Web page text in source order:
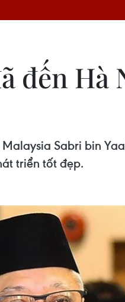
đến Hà
Sabri bin
triển tốt đẹp.